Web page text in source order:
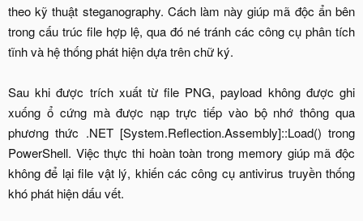
theo kỹ thuật steganography. Cách làm này giúp mã độc ẩn bên
trong cấu trúc file hợp lệ, qua đó né tránh các công cụ phân tích
tĩnh và hệ thống phát hiện dựa trên chữ ký.
Sau khi được trích xuất từ file PNG, payload không được ghi
xuống ổ cứng mà được nạp trực tiếp vào bộ nhớ thông qua
phương thức .NET [System.Reflection.Assembly]::Load() trong
PowerShell. Việc thực thi hoàn toàn trong memory giúp mã độc
không để lại file vật lý, khiến các công cụ antivirus truyền thống
khó phát hiện dấu vết.